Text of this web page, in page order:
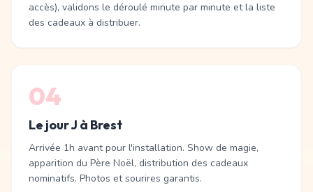
accès), validons le déroulé minute par minute et la liste
des cadeaux à distribuer.
04
Le jour J à Brest
Arrivée 1h avant pour l'installation. Show de magie,
apparition du Père Noël, distribution des cadeaux
nominatifs. Photos et sourires garantis.